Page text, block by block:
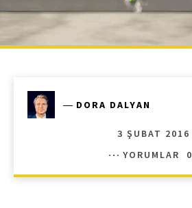
― DORA DALYAN
3 ŞUBAT 2016
YORUMLAR
0